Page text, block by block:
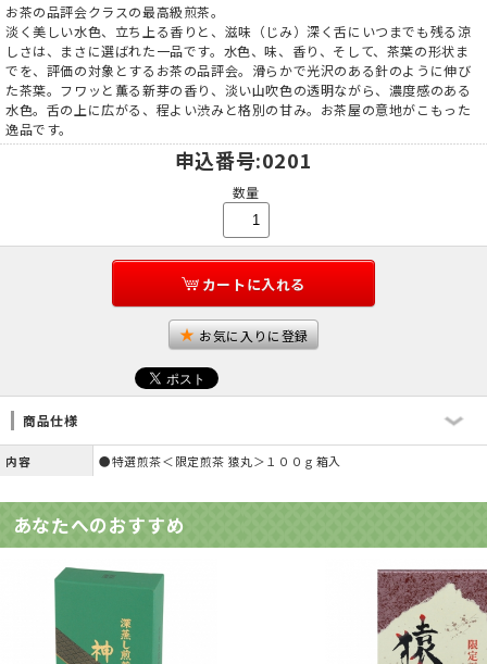
お茶の品評会クラスの最高級煎茶。
淡く美しい水色、立ち上る香りと、滋味（じみ）深く舌にいつまでも残る涼
しさは、まさに選ばれた一品です。水色、味、香り、そして、茶葉の形状ま
でを、評価の対象とするお茶の品評会。滑らかで光沢のある針のように伸び
た茶葉。フワッと薫る新芽の香り、淡い山吹色の透明ながら、濃度感のある
水色。舌の上に広がる、程よい渋みと格別の甘み。お茶屋の意地がこもった
逸品です。
申込番号:0201
数量
カートに入れる
お気に入りに登録
商品仕様
内容 ●特選煎茶＜限定煎茶 猿丸＞１００ｇ箱入
あなたへのおすすめ